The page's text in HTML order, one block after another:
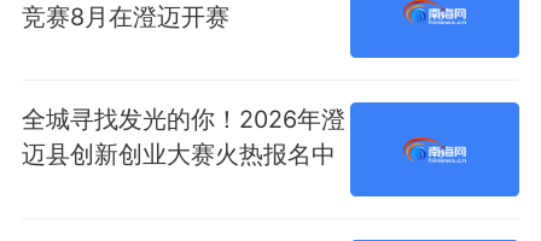
竞赛8月在澄迈开赛
全城寻找发光的你！2026年澄
迈县创新创业大赛火热报名中